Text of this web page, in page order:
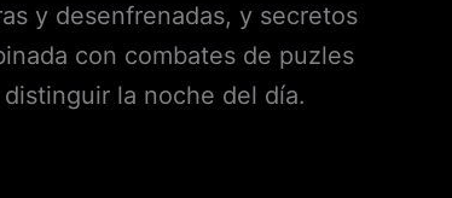
y desenfrenadas, y secretos
con combates de puzles
la noche del día.